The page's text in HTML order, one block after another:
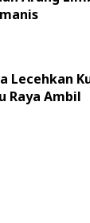
Lecehkan
Raya Ambil